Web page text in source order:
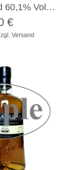
60,1% Vol…
Versand
€